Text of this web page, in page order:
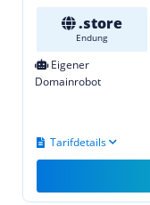
.store
Endung
Eigener
Domainrobot
Tarifdetails